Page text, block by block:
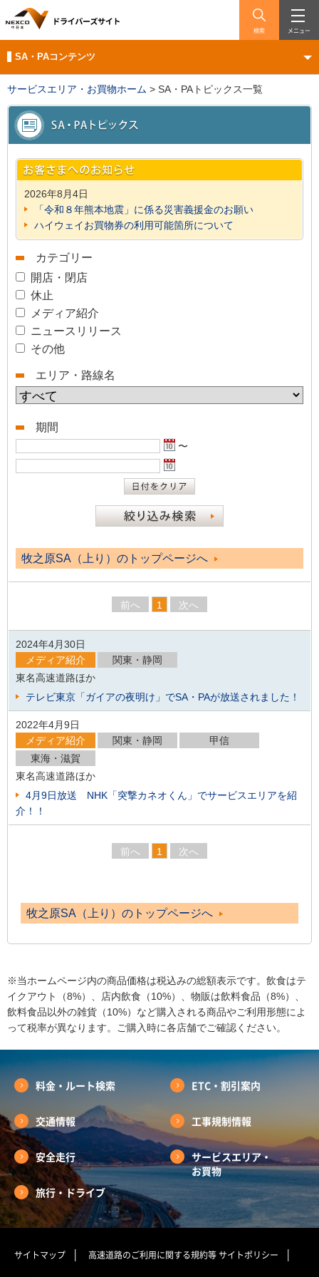
検索 メニュー
SA・PAコンテンツ
サービスエリア・お買物ホーム > SA・PAトピックス一覧
2026年8月4日
「令和８年熊本地震」に係る災害義援金のお願い
ハイウェイお買物券の利用可能箇所について
カテゴリー
開店・閉店
休止
メディア紹介
ニュースリリース
その他
エリア・路線名
期間
〜
牧之原SA（上り）のトップページへ
前へ 1 次へ
2024年4月30日
メディア紹介
関東・静岡
東名高速道路ほか
テレビ東京「ガイアの夜明け」でSA・PAが放送されました！
2022年4月9日
メディア紹介
関東・静岡
甲信
東海・滋賀
東名高速道路ほか
4月9日放送 NHK「突撃カネオくん」でサービスエリアを紹
介！！
前へ 1 次へ
牧之原SA（上り）のトップページへ
※当ホームページ内の商品価格は税込みの総額表示です。飲食はテ
イクアウト（8%）、店内飲食（10%）、物販は飲料食品（8%）、
飲料食品以外の雑貨（10%）など購入される商品やご利用形態によ
って税率が異なります。ご購入時に各店舗でご確認ください。
料金・ルート検索 ETC・割引案内
交通情報 工事規制情報
安全走行
サービスエリア・
お買物
旅行・ドライブ
サイトマップ 高速道路のご利用に関する規約等サイトポリシー